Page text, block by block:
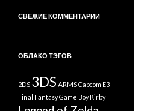
СВЕЖИЕ КОММЕНТАРИИ
ОБЛАКО ТЭГОВ
2DS 3DS ARMSCapcom E3
Final FantasyGame Boy Kirby